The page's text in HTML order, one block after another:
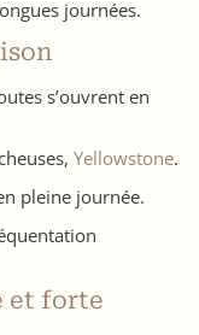
journées.
s’ouvrent en
Yellowstone.
pleine journée.
et forte